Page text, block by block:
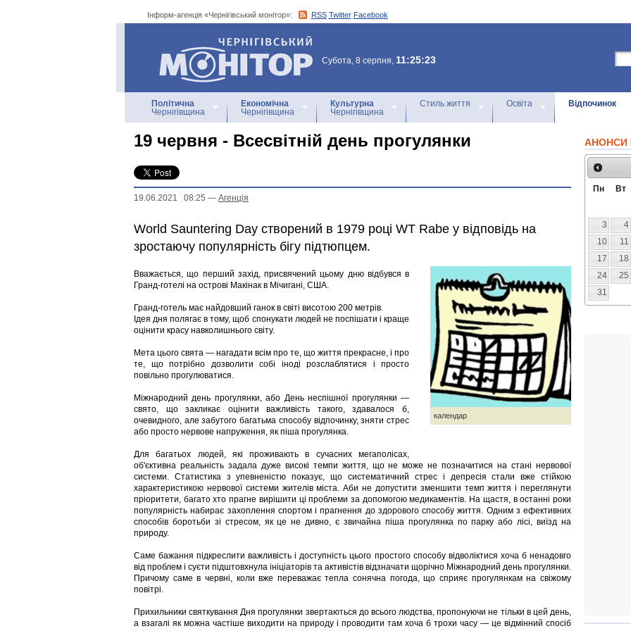
Інформ-агенція «Чернігівський монітор»: RSS Twitter Facebook
Інформ-агенція
«Чернігівський монітор»
Субота, 8 серпня, 11:25:23
Політична
Чернігівщина
Економічна
Чернігівщина
Культурна
Чернігівщина
Стиль життя Освіта Відпочинок
19 червня - Всесвітній день прогулянки
19.06.2021 08:25 — Агенцiя
World Sauntering Day створений в 1979 році WT Rabe у відповідь на
зростаючу популярність бігу підтюпцем.
календар
Вважається, що перший захід, присвячений цьому дню відбувся в
Гранд-готелі на острові Макінак в Мічигані, США.
Гранд-готель має найдовший ганок в світі висотою 200 метрів.
Ідея дня полягає в тому, щоб спонукати людей не поспішати і краще
оцінити красу навколишнього світу.
Мета цього свята — нагадати всім про те, що життя прекрасне, і про
те, що потрібно дозволити собі іноді розслаблятися і просто
повільно прогулюватися.
Міжнародний день прогулянки, або День неспішної прогулянки —
свято, що закликає оцінити важливість такого, здавалося б,
очевидного, але забутого багатьма способу відпочинку, зняти стрес
або просто нервове напруження, як піша прогулянка.
Для багатьох людей, які проживають в сучасних мегаполісах,
об'єктивна реальність задала дуже високі темпи життя, що не може не позначитися на стані нервової
системи. Статистика з упевненістю показує, що систематичний стрес і депресія стали вже стійкою
характеристикою нервової системи жителів міста. Аби не допустити зменшити темп життя і переглянути
пріоритети, багато хто прагне вирішити ці проблеми за допомогою медикаментів. На щастя, в останні роки
популярність набирає захоплення спортом і прагнення до здорового способу життя. Одним з ефективних
способів боротьби зі стресом, як це не дивно, є звичайна піша прогулянка по парку або лісі, виїзд на
природу.
Саме бажання підкреслити важливість і доступність цього простого способу відволіктися хоча б ненадовго
від проблем і суєти підштовхнула ініціаторів та активістів відзначати щорічно Міжнародний день прогулянки.
Причому саме в червні, коли вже переважає тепла сонячна погода, що сприяє прогулянкам на свіжому
повітрі.
Прихильники святкування Дня прогулянки звертаються до всього людства, пропонуючи не тільки в цей день,
а взагалі як можна частіше виходити на природу і проводити там хоча б трохи часу — це відмінний спосіб
АНОНСИ
Пн Вт
3
4
10
11
17
18
24
25
31